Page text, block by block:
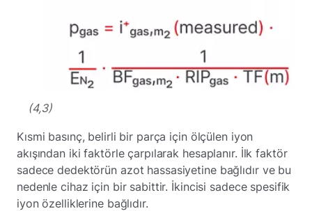
(4,3)
Kısmi basınç, belirli bir parça için ölçülen iyon
akışından iki faktörle çarpılarak hesaplanır. İlk faktör
sadece dedektörün azot hassasiyetine bağlıdır ve bu
nedenle cihaz için bir sabittir. İkincisi sadece spesifik
iyon özelliklerine bağlıdır.